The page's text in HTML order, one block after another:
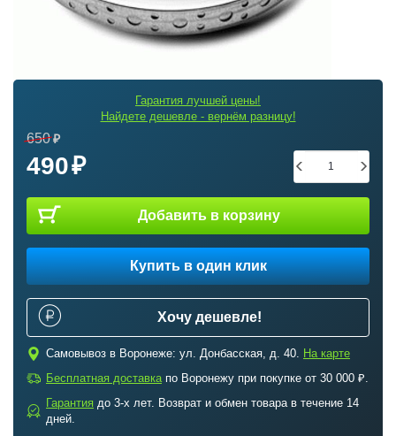
Гарантия лучшей цены!
Найдете дешевле - вернём разницу!
650
490
Добавить в корзину
Купить в один клик
Хочу дешевле!
c Самовывоз в Воронеже: ул. Донбасская, д. 40. На карте
a Бесплатная доставкапо Воронежу при покупке от 30 000 ₽.
b
Гарантия до 3-х лет. Возврат и обмен товара в течение 14
дней.